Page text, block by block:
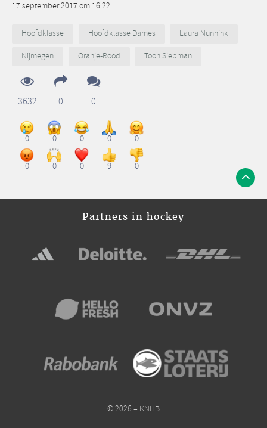
17 september 2017 om 16:22
Hoofdklasse Hoofdklasse Dames
Laura Nunnink
Nijmegen
Oranje-Rood Toon Siepman
3632 0 0
0 0 0 0 0
0 0 0 9 0
Partners in hockey
© 2026 – KNHB